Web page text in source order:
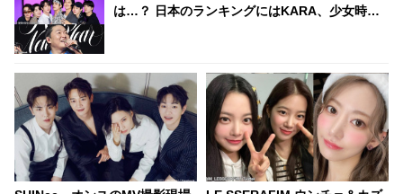
は…？ 日本のランキングにはKARA、少女時代